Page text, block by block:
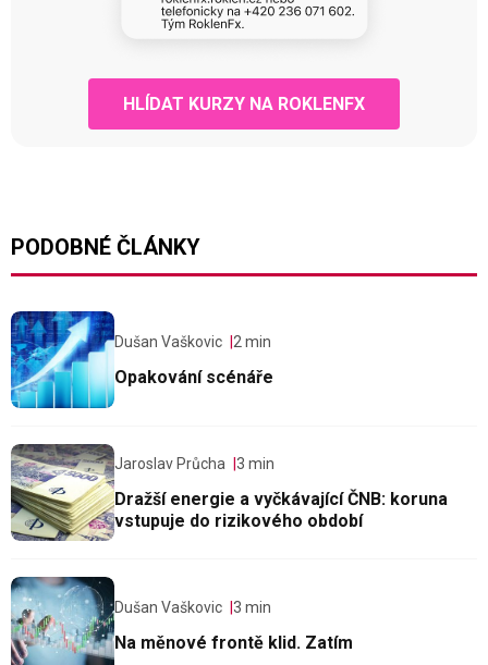
HLÍDAT KURZY NA ROKLENFX
PODOBNÉ ČLÁNKY
Dušan Vaškovic 2 min
Opakování scénáře
Jaroslav Průcha 3 min
Dražší energie a vyčkávající ČNB: koruna
vstupuje do rizikového období
Dušan Vaškovic 3 min
Na měnové frontě klid. Zatím